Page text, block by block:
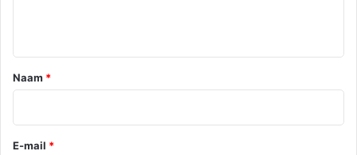
*
Naam *
E-mail *